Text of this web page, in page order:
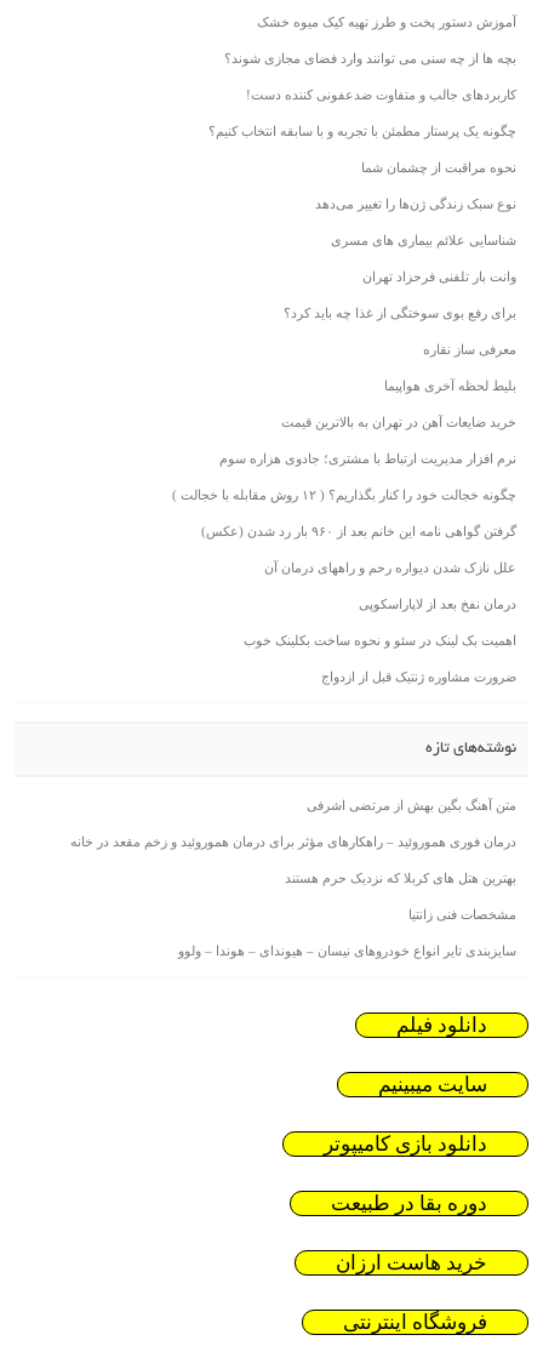
آموزش دستور پخت و طرز تهیه کیک میوه خشک
بچه ها از چه سنی می توانند وارد فضای مجازی شوند؟
کاربردهای جالب و متفاوت ضدعفونی کننده دست!
چگونه یک پرستار مطمئن با تجربه و با سابقه انتخاب کنیم؟
نحوه مراقبت از چشمان شما
نوع سبک زندگی ژن‌ها را تغییر می‌دهد
شناسایی علائم بیماری های مسری
وانت بار تلفنی فرحزاد تهران
برای رفع بوی سوختگی از غذا چه باید کرد؟
معرفی ساز نقاره
بلیط لحظه آخری هواپیما
خرید ضایعات آهن در تهران به بالاترین قیمت
نرم افزار مدیریت ارتباط با مشتری؛ جادوی هزاره سوم
چگونه خجالت خود را کنار بگذاریم؟ ( ۱۲ روش مقابله با خجالت )
گرفتن گواهی نامه این خانم بعد از ۹۶۰ بار رد شدن (عکس)
علل نازک شدن دیواره رحم و راههای درمان آن
درمان نفخ بعد از لاپاراسکوپی
اهمیت بک لینک در سئو و نحوه ساخت بکلینک خوب
ضرورت مشاوره ژنتیک قبل از ازدواج
نوشته‌های تازه
متن آهنگ بگین بهش از مرتضی اشرفی
درمان فوری هموروئید – راهکارهای مؤثر برای درمان هموروئید و زخم مقعد در خانه
بهترین هتل های کربلا که نزدیک حرم هستند
مشخصات فنی زانتیا
سایزبندی تایر انواع خودروهای نیسان – هیوندای – هوندا – ولوو
دانلود فیلم
سایت میبینیم
دانلود بازی کامیپوتر
دوره بقا در طبیعت
خرید هاست ارزان
فروشگاه اینترنتی